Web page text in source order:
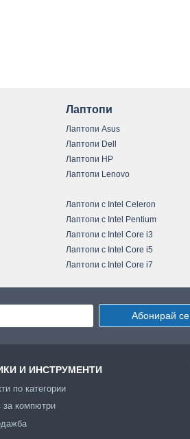
Лаптопи
Лаптопи Asus
Лаптопи Dell
Лаптопи HP
Лаптопи Lenovo
Лаптопи с Intel Celeron
Лаптопи с Intel Pentium
Лаптопи с Intel Core i3
Лаптопи с Intel Core i5
Лаптопи с Intel Core i7
Абонирай се
И ИНСТРУМЕНТИ
по категории
за компютри